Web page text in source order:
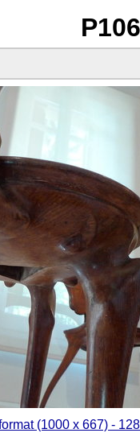
(1000 x 667) -